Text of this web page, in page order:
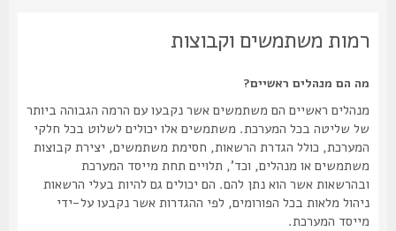
רמות משתמשים וקבוצות
מה הם מנהלים ראשיים?
מנהלים ראשיים הם משתמשים אשר נקבעו עם הרמה הגבוהה ביותר
של שליטה בכל המערכת. משתמשים אלו יכולים לשלוט בכל חלקי
המערכת, כולל הגדרת הרשאות, חסימת משתמשים, יצירת קבוצות
משתמשים או מנהלים, וכד', תלויים תחת מייסד המערכת
ובהרשאות אשר הוא נתן להם. הם יכולים גם להיות בעלי הרשאות
ניהול מלאות בכל הפורומים, לפי ההגדרות אשר נקבעו על-ידי
מייסד המערכת.